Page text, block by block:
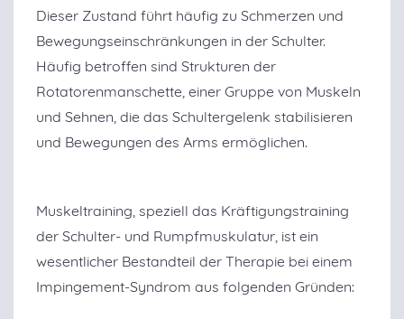
Dieser Zustand führt häufig zu Schmerzen und
Bewegungseinschränkungen in der Schulter.
Häufig betroffen sind Strukturen der
Rotatorenmanschette, einer Gruppe von Muskeln
und Sehnen, die das Schultergelenk stabilisieren
und Bewegungen des Arms ermöglichen.
Muskeltraining, speziell das Kräftigungstraining
der Schulter- und Rumpfmuskulatur, ist ein
wesentlicher Bestandteil der Therapie bei einem
Impingement-Syndrom aus folgenden Gründen: